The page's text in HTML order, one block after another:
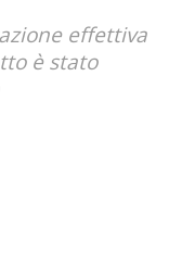
effettiva
è stato